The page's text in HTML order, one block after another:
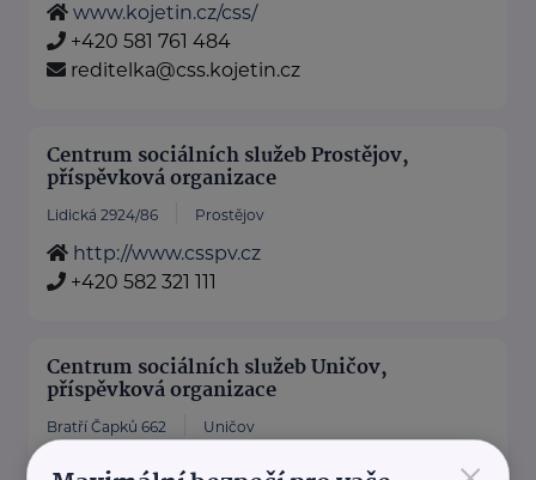
www.kojetin.cz/css/
+420 581 761 484
reditelka@css.kojetin.cz
Centrum sociálních služeb Prostějov,
příspěvková organizace
Lidická 2924/86 Prostějov
http://www.csspv.cz
+420 582 321 111
Centrum sociálních služeb Uničov,
příspěvková organizace
Bratří Čapků 662 Uničov
www.cssunicov.cz